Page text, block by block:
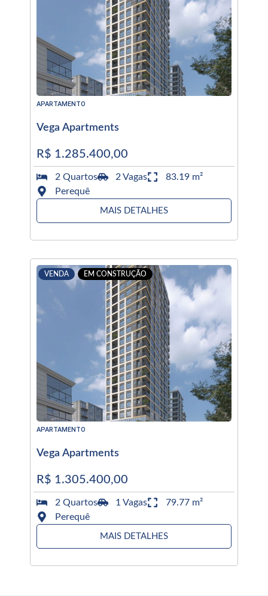
APARTAMENTO
Vega Apartments
R$ 1.285.400,00
2 Quartos 2 Vagas
83.19 m²
Perequê
MAIS DETALHES
APARTAMENTO
Vega Apartments
R$ 1.305.400,00
2 Quartos 1 Vagas
79.77 m²
Perequê
MAIS DETALHES
VENDA EM CONSTRUÇÃO